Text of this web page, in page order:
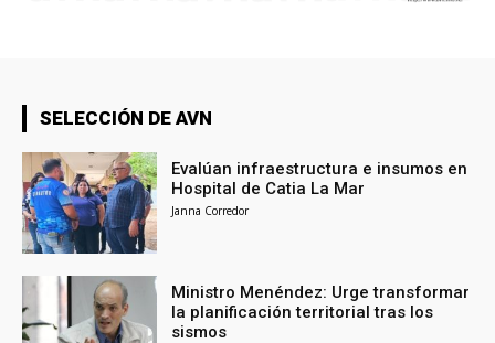
SELECCIÓN DE AVN
Evalúan infraestructura e insumos en
Hospital de Catia La Mar
Janna Corredor
Ministro Menéndez: Urge transformar
la planificación territorial tras los
sismos